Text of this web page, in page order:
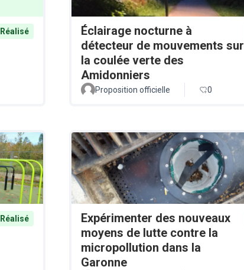
Réalisé
Éclairage nocturne à
détecteur de mouvements sur
la coulée verte des
Amidonniers
Proposition officielle 0
Réalisé
Expérimenter des nouveaux
moyens de lutte contre la
micropollution dans la
Garonne